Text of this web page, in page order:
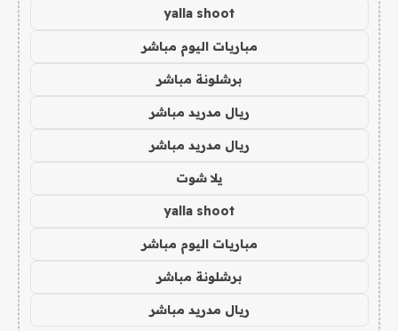
yalla shoot
مباريات اليوم مباشر
برشلونة مباشر
ريال مدريد مباشر
ريال مدريد مباشر
يلا شوت
yalla shoot
مباريات اليوم مباشر
برشلونة مباشر
ريال مدريد مباشر